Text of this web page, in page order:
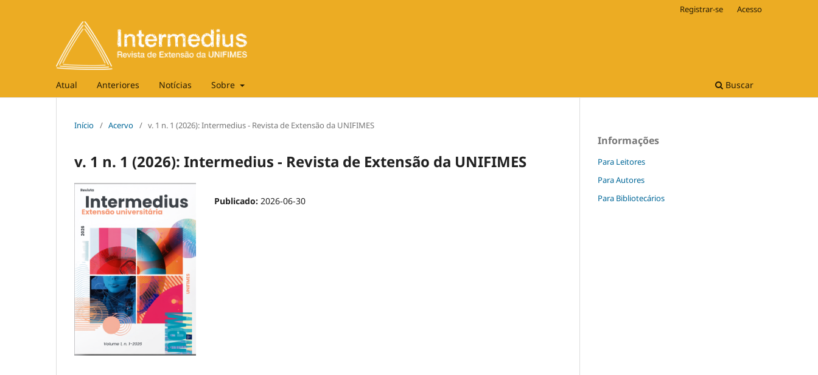
Atual Anteriores Notícias Sobre Buscar
Registrar-se Acesso
Início / Acervo / v. 1 n. 1 (2026): Intermedius - Revista de Extensão da UNIFIMES
v. 1 n. 1 (2026): Intermedius - Revista de Extensão da UNIFIMES
Publicado: 2026-06-30
Informações
Para Leitores
Para Autores
Para Bibliotecários